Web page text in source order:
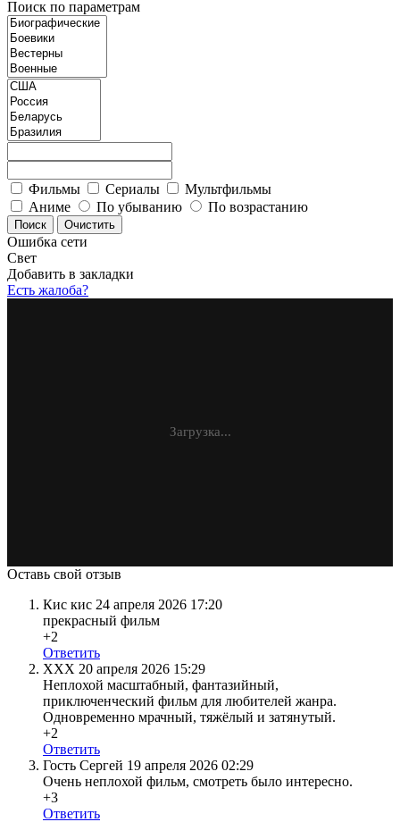
Поиск по параметрам
Фильмы Сериалы
Мультфильмы
Аниме
По убыванию По возрастанию
Ошибка сети
Свет
Добавить в закладки
Есть жалоба?
Загрузка...
Оставь свой отзыв
Кис кис 24 апреля 2026 17:20
прекрасный фильм
+2
Ответить
ХХХ 20 апреля 2026 15:29
Неплохой масштабный, фантазийный,
приключенческий фильм для любителей жанра.
Одновременно мрачный, тяжёлый и затянутый.
+2
Ответить
Гость Сергей 19 апреля 2026 02:29
Очень неплохой фильм, смотреть было интересно.
+3
Ответить